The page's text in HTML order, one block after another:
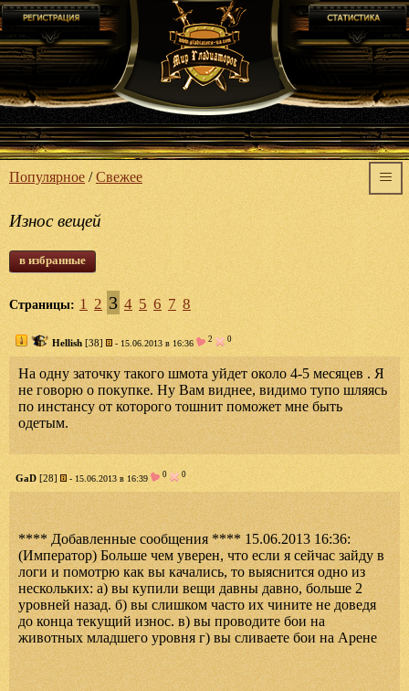
Популярное /Свежее
Износ вещей
в избранные
Страницы: 1 2 3 4 5 6 7 8
Hellish [38] - 15.06.2013 в 16:36 2 0
На одну заточку такого шмота уйдет около 4-5 месяцев . Я
не говорю о покупке. Ну Вам виднее, видимо тупо шляясь
по инстансу от которого тошнит поможет мне быть
одетым.
GaD [28] - 15.06.2013 в 16:39 0 0
**** Добавленные сообщения **** 15.06.2013 16:36:
(Император) Больше чем уверен, что если я сейчас зайду в
логи и помотрю как вы качались, то выяснится одно из
нескольких: а) вы купили вещи давны давно, больше 2
уровней назад. б) вы слишком часто их чините не доведя
до конца текущий износ. в) вы проводите бои на
животных младшего уровня г) вы сливаете бои на Арене